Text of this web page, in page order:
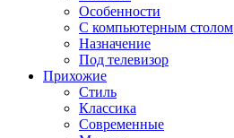
Особенности
С компьютерным столом
Назначение
Под телевизор
Прихожие
Стиль
Классика
Современные